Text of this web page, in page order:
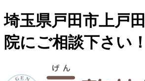
埼玉県戸田市上戸
院にご相談下さい！